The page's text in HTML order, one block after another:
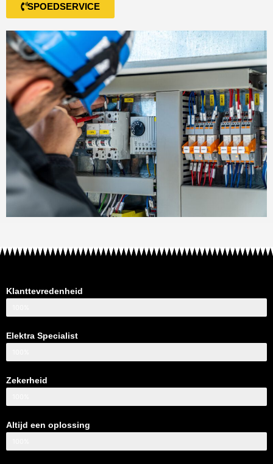
SPOEDSERVICE
Klanttevredenheid
Elektra Specialist
Zekerheid
Altijd een oplossing